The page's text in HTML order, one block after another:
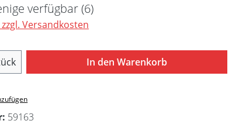
verfügbar (6)
Versandkosten
Gib den gewünschten Wert ein
In den Warenkorb
59163